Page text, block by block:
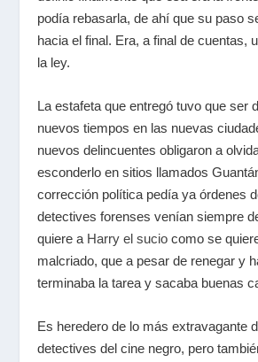
podía rebasarla, de ahí que su paso
hacia el final. Era, a final de cuentas,
la ley.
La estafeta que entregó tuvo que ser
nuevos tiempos en las nuevas
nuevos delincuentes obligaron a
esconderlo en sitios llamados
corrección política pedía ya órdenes
detectives forenses venían siempre
quiere a Harry el sucio como se
malcriado, que a pesar de renegar y
terminaba la tarea y sacaba buenas
Es heredero de lo más extravagante
detectives del cine negro, pero